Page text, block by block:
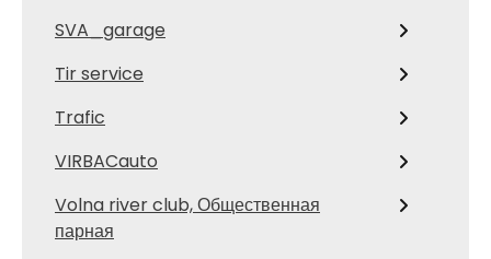
SVA_garage
Tir service
Trafic
VIRBACauto
Volna river club, Общественная
парная